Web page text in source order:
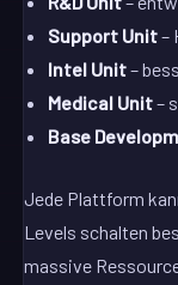
Support Unit–
Intel Unit–
Medical Unit–
Base
Jede Plattform
Levels schalten
massive